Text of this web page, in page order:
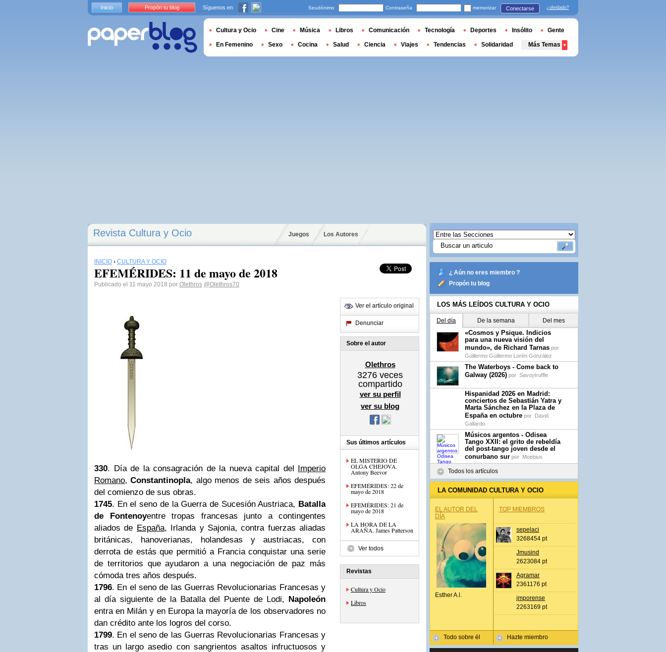
Revista Cultura y Ocio Juegos Los Autores
INICIO › CULTURA Y OCIO
EFEMÉRIDES: 11 de mayo de 2018
Publicado el 11 mayo 2018 por Olethros @Olethros70
330. Día de la consagración de la nueva capital del Imperio
Romano,Constantinopla, algo menos de seis años después
del comienzo de sus obras.
1745. En el seno de la Guerra de Sucesión Austriaca, Batalla
de Fontenoyentre tropas francesas junto a contingentes
aliados de España, Irlanda y Sajonia, contra fuerzas aliadas
británicas, hanoverianas, holandesas y austriacas, con
derrota de estás que permitió a Francia conquistar una serie
de territorios que ayudaron a una negociación de paz más
cómoda tres años después.
1796. En el seno de las Guerras Revolucionarias Francesas y
al día siguiente de la Batalla del Puente de Lodi, Napoleón
entra en Milán y en Europa la mayoría de los observadores no
dan crédito ante los logros del corso.
1799. En el seno de las Guerras Revolucionarias Francesas y
tras un largo asedio con sangrientos asaltos infructuosos y
Ver el artículo original
Denunciar
Sobre el autor
Olethros
3276 veces
compartido
ver su perfil
ver su blog
Sus últimos artículos
EL MISTERIO DE
OLGA CHEJOVA.
Antony Beevor
EFEMÉRIDES: 22 de
mayo de 2018
EFEMÉRIDES: 21 de
mayo de 2018
LA HORA DE LA
ARAÑA. James Patterson
Ver todos
Revistas
Cultura y Ocio
Libros
¿ Aún no eres miembro ?
Propón tu blog
LOS MÁS LEÍDOS CULTURA Y OCIO
Del día De la semana Del mes
«Cosmos y Psique. Indicios
para una nueva visión del
mundo», de Richard Tarnas por
Guillermo Guillermo Lorén González
The Waterboys - Come back to
Galway (2026) por Savoytruffle
Hispanidad 2026 en Madrid:
conciertos de Sebastián Yatra y
Marta Sánchez en la Plaza de
España en octubre por David
Gallardo
Músicos argentos - Odisea
Tango XXII: el grito de rebeldía
del post-tango joven desde el
conurbano sur por Moebius
Todos los artículos
LA COMUNIDAD CULTURA Y OCIO
EL AUTOR DEL
DÍA
Esther A.l.
Todo sobre él
TOP MIEMBROS
sepelaci
3268454 pt
Jmusind
2623084 pt
Agramar
2361176 pt
jmporense
2263169 pt
Hazte miembro
Inicio Propón tu blog Síguenos en Seudónimo Contraseña memorizar Conectarse ¿olvidado?
Cultura y Ocio Cine Música Libros Comunicación Tecnología Deportes Insólito Gente
En Femenino Sexo Cocina Salud Ciencia Viajes Tendencias Solidaridad Más Temas